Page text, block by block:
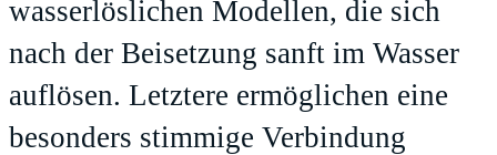
wasserlöslichen Modellen, die sich
nach der Beisetzung sanft im Wasser
auflösen. Letztere ermöglichen eine
besonders stimmige Verbindung